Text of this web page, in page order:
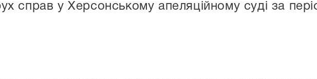
справ у Херсонському апеляційному суді за